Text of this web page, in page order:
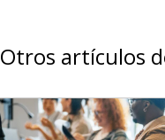
Otros artículos